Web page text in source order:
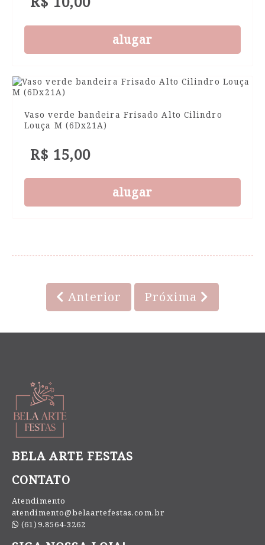
alugar
Vaso verde bandeira Frisado Alto Cilindro
Louça M (6Dx21A)
R$ 15,00
alugar
Anterior Próxima
BELA ARTE FESTAS
CONTATO
Atendimento
atendimento@belaartefestas.com.br
(61)9.8564-3262